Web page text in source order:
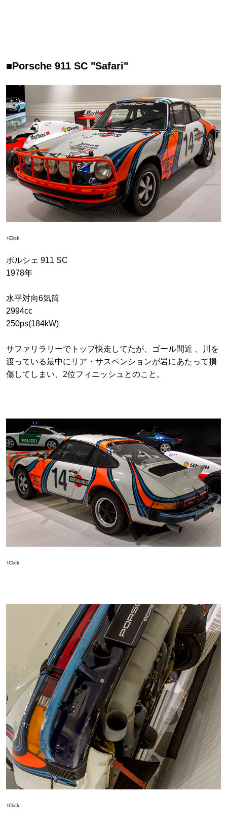
■Porsche 911 SC "Safari"
↑Click!
ポルシェ 911 SC
1978年
水平対向6気筒
2994cc
250ps(184kW)
サファリラリーでトップ快走してたが、ゴール間近 、川を
渡っている最中にリア・サスペンションが岩にあたって損
傷してしまい、2位フィニッシュとのこと。
↑Click!
↑Click!